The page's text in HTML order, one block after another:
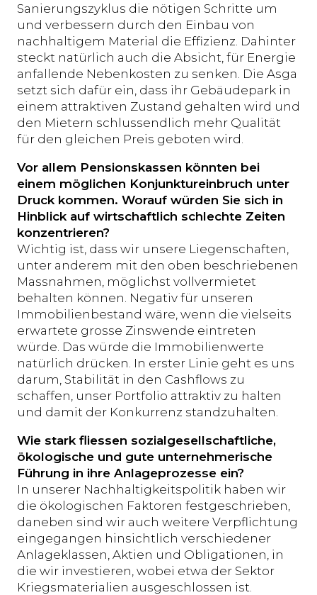
Sanierungszyklus die nötigen Schritte um
und verbessern durch den Einbau von
nachhaltigem Material die Effizienz. Dahinter
steckt natürlich auch die Absicht, für Energie
anfallende Nebenkosten zu senken. Die Asga
setzt sich dafür ein, dass ihr Gebäudepark in
einem attraktiven Zustand gehalten wird und
den Mietern schlussendlich mehr Qualität
für den gleichen Preis geboten wird.
Vor allem Pensionskassen könnten bei
einem möglichen Konjunktureinbruch unter
Druck kommen. Worauf würden Sie sich in
Hinblick auf wirtschaftlich schlechte Zeiten
konzentrieren?
Wichtig ist, dass wir unsere Liegenschaften,
unter anderem mit den oben beschriebenen
Massnahmen, möglichst vollvermietet
behalten können. Negativ für unseren
Immobilienbestand wäre, wenn die vielseits
erwartete grosse Zinswende eintreten
würde. Das würde die Immobilienwerte
natürlich drücken. In erster Linie geht es uns
darum, Stabilität in den Cashflows zu
schaffen, unser Portfolio attraktiv zu halten
und damit der Konkurrenz standzuhalten.
Wie stark fliessen sozialgesellschaftliche,
ökologische und gute unternehmerische
Führung in ihre Anlageprozesse ein?
In unserer Nachhaltigkeitspolitik haben wir
die ökologischen Faktoren festgeschrieben,
daneben sind wir auch weitere Verpflichtung
eingegangen hinsichtlich verschiedener
Anlageklassen, Aktien und Obligationen, in
die wir investieren, wobei etwa der Sektor
Kriegsmaterialien ausgeschlossen ist.